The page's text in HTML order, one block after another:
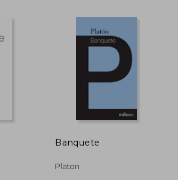
5%
dcto.
Banquete
Platon